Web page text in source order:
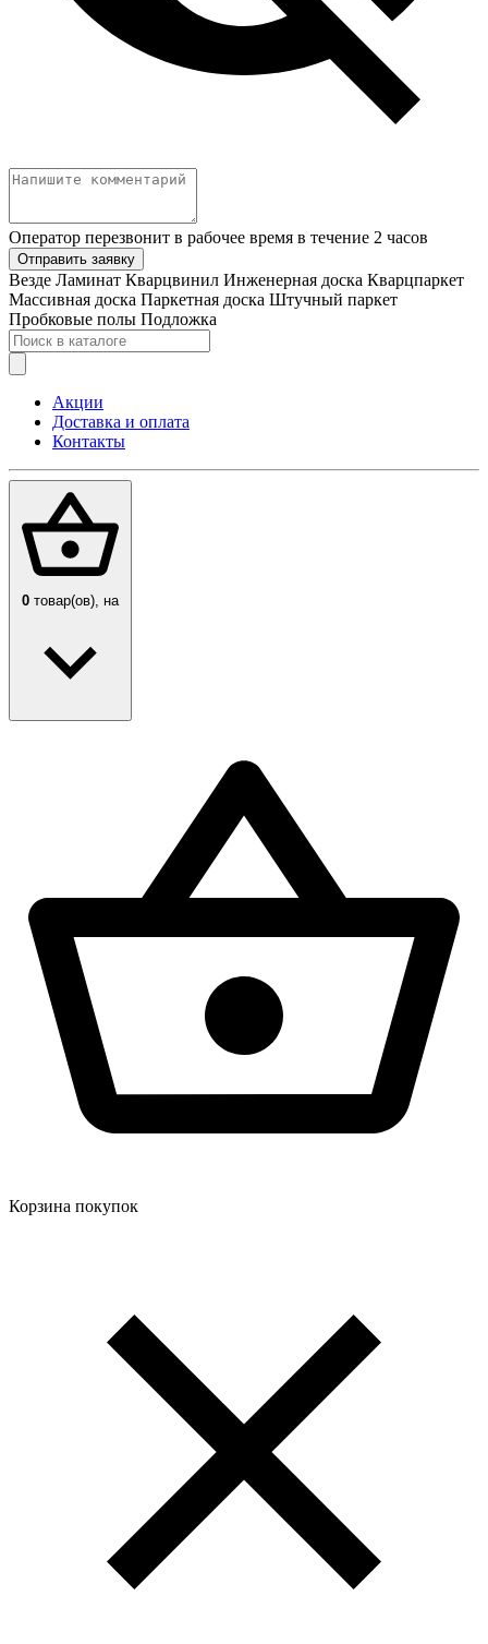
Оператор перезвонит в рабочее время в течение 2 часов
Отправить заявку
Везде Ламинат Кварцвинил Инженерная доска Кварцпаркет
Массивная доска Паркетная доска Штучный паркет
Пробковые полы Подложка
Акции
Доставка и оплата
Контакты
0 товар(ов), на
Корзина покупок